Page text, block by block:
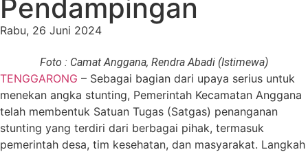
Pendampingan
Rabu, 26 Juni 2024
Foto : Camat Anggana, Rendra Abadi (Istimewa)
TENGGARONG – Sebagai bagian dari upaya serius untuk
menekan angka stunting, Pemerintah Kecamatan Anggana
telah membentuk Satuan Tugas (Satgas) penanganan
stunting yang terdiri dari berbagai pihak, termasuk
pemerintah desa, tim kesehatan, dan masyarakat. Langkah